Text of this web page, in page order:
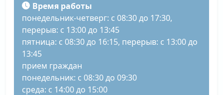
Время работы
понедельник-четверг: с 08:30 до 17:30,
перерыв: с 13:00 до 13:45
пятница: с 08:30 до 16:15, перерыв: с 13:00 до
13:45
прием граждан
понедельник: с 08:30 до 09:30
среда: с 14:00 до 15:00